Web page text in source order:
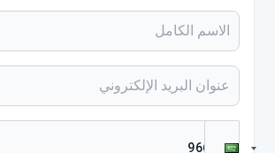
الأصناف من حيث استخدامها في الوجبات.
كما يمكن تبريده بعد الطهي وإضافته إلى
الأشخاص الذين يستخدمونه في السلطات
بفضل خاصية الإشباع التي يتميز بها.